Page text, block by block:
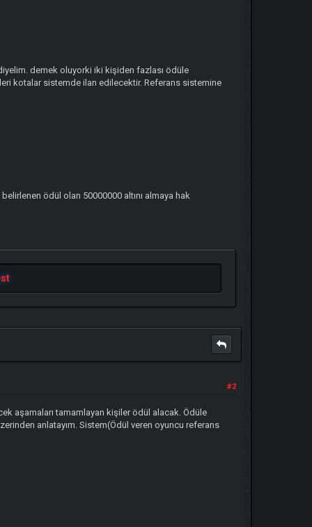
demek oluyorki iki kişiden fazlası ödüle
kotalar sistemde ilan edilecektir. Referans sistemine
ödül olan 50000000 altını almaya hak
#2
aşamaları tamamlayan kişiler ödül alacak. Ödüle
anlatayım. Sistem(Ödül veren oyuncu referans